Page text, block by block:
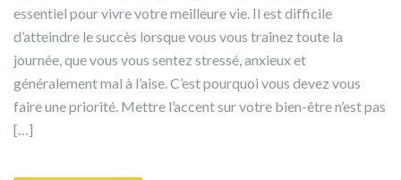
essentiel pour vivre votre meilleure vie. Il est difficile
d’atteindre le succès lorsque vous vous traînez toute la
journée, que vous vous sentez stressé, anxieux et
généralement mal à l’aise. C’est pourquoi vous devez vous
faire une priorité. Mettre l’accent sur votre bien-être n’est pas
[…]